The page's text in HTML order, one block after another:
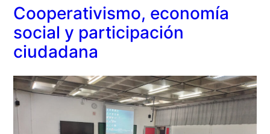
Cooperativismo, economía
social y participación
ciudadana